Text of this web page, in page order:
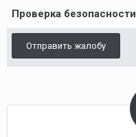
Проверка безопасности
Отправить жалобу